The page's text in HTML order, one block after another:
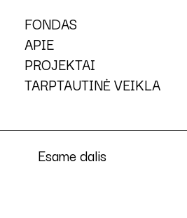
FONDAS
APIE
PROJEKTAI
TARPTAUTINĖ VEIKLA
Esame dalis